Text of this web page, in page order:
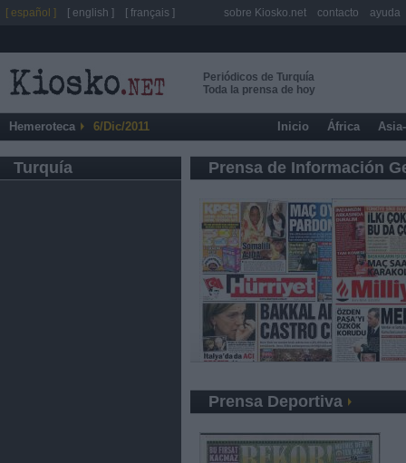
Periódicos de Turquía
Toda la prensa de hoy
Hemeroteca 6/Dic/2011 Inicio África
Turquía Prensa de Información
Prensa Deportiva
[ español ] [ english ] [ français ] sobre Kiosko.net contacto ayuda